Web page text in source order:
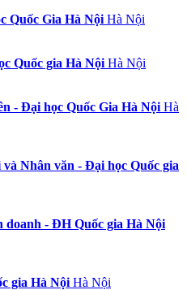
Quốc Gia Hà Nội Hà Nội
Quốc gia Hà Nội Hà Nội
- Đại học Quốc Gia Hà Nội Hà
Nhân văn - Đại học Quốc gia
- ĐH Quốc gia Hà Nội
gia Hà Nội Hà Nội